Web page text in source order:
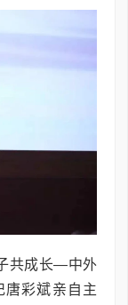
共成长—中外
唐彩斌亲自主